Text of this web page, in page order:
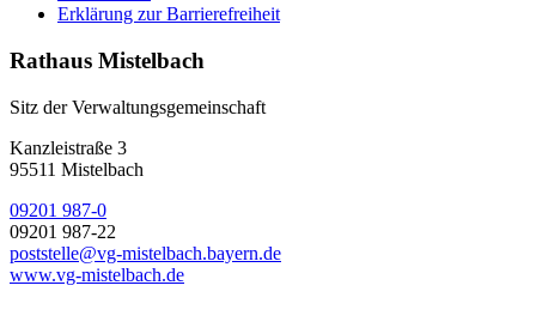
Erklärung zur Barrierefreiheit
Rathaus Mistelbach
Sitz der Verwaltungsgemeinschaft
Kanzleistraße 3
95511 Mistelbach
09201 987-0
09201 987-22
poststelle@vg-mistelbach.bayern.de
www.vg-mistelbach.de